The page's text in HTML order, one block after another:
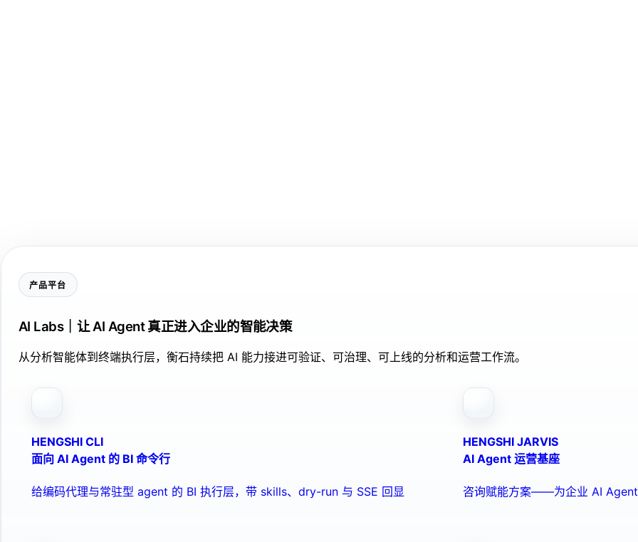
产品平台
AI Labs｜让 AI Agent 真正进入企业的智能决策
从分析智能体到终端执行层，衡石持续把 AI 能力接进可验证、可治理、可上线的分析和运营工作流。
HENGSHI CLI
面向 AI Agent 的 BI 命令行
给编码代理与常驻型 agent 的 BI 执行层，带 skills、dry-run 与 SSE 回显
HENGSHI JARVIS
AI Agent 运营基座
咨询赋能方案——为企业 AI Agent